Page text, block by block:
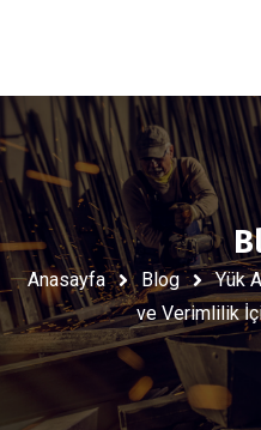
Anasayfa Blog
Yük
ve Verimlilik